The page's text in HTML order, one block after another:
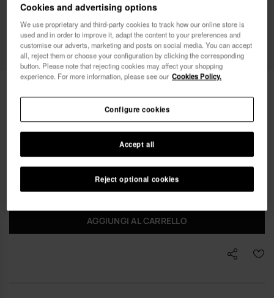
FREE SHIPPING on all your orders
AGGIUNGI AL CARRELLO
Privacy.
voglio un 10% di sconto
Cookies and advertising options
We use proprietary and third-party cookies to track how our online store is
used and in order to improve it, adapt the content to your preferences and
customise our adverts, marketing and posts on social media. You can accept
all, reject them or choose your configuration by clicking the corresponding
button. Please note that rejecting cookies may affect your shopping
experience. For more information, please see our Cookies Policy.
Reject optional cookies
Accept all
Configure cookies